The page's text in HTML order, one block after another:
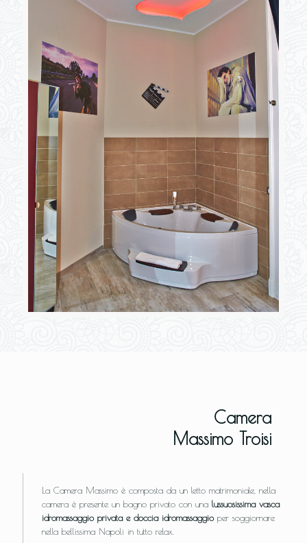
Camera
Massimo Troisi
La Camera Massimo è composta da un letto matrimoniale, nella
camera è presente un bagno privato con una lussuosissima vasca
idromassaggio privata e doccia idromassaggioper soggiornare
nella bellissima Napoli in tutto relax.